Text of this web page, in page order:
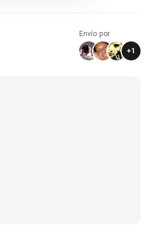
Envío por
+1